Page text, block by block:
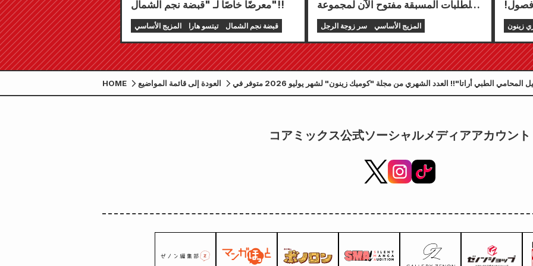
معرضًا خاصًا لـ "قبضة نجم الشمال"!!
المزيج الأساسي تيتسو هارا قبضة نجم الشمال
الطلبات المسبقة مفتوح الآن لمجموعة
الإصدار المحدود التي تتضمن سجادة
فويوكي توجو بريشة الفنان كودو! من
المقرر إصدار المجلد السادس من
سلسلة "سر العروس" في 20 أكتوبر!
سر زوجة الرجل المزيج الأساسي زينون
HOME العودة إلى قائمة المواضيع
تبدأ السلسلة الجديدة الضخمة "الكلب القانوني: دليل المحامي الطبي أراتا"!! العدد الشهري من مجلة "كوميك زينون" لشهر يوليو 2026 متوفر في
الأسواق ابتداءً من 25 مايو!!
コアミックス公式ソーシャルメディアアカウント